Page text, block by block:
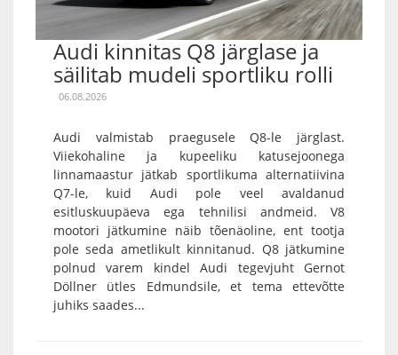
Audi kinnitas Q8 järglase ja
säilitab mudeli sportliku rolli
06.08.2026
Audi valmistab praegusele Q8-le järglast.
Viiekohaline ja kupeeliku katusejoonega
linnamaastur jätkab sportlikuma alternatiivina
Q7-le, kuid Audi pole veel avaldanud
esitluskuupäeva ega tehnilisi andmeid. V8
mootori jätkumine näib tõenäoline, ent tootja
pole seda ametlikult kinnitanud. Q8 jätkumine
polnud varem kindel Audi tegevjuht Gernot
Döllner ütles Edmundsile, et tema ettevõtte
juhiks saades...